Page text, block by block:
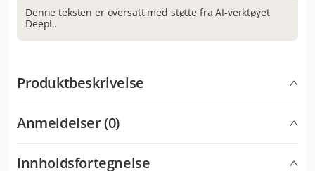
Denne teksten er oversatt med støtte fra AI-verktøyet
DeepL.
Produktbeskrivelse
en kjempegod tyggegodbit uten like! Disse vridde
råhudbeina er fylt med deilig storfekjøtt for å skape en
uimotståelig godbit som hunden din vil elske. Disse
Anmeldelser (0)
Innholdsfortegnelse